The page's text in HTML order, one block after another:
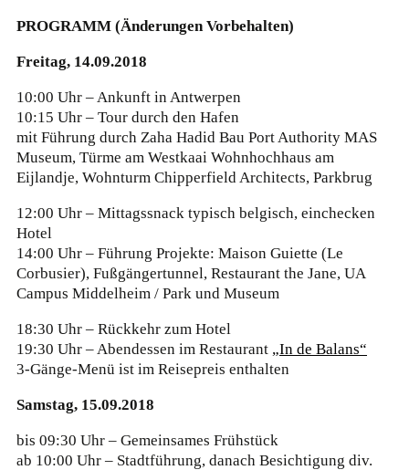
PROGRAMM (Änderungen Vorbehalten)
Freitag, 14.09.2018
10:00 Uhr – Ankunft in Antwerpen
10:15 Uhr – Tour durch den Hafen
mit Führung durch Zaha Hadid Bau Port Authority MAS
Museum, Türme am Westkaai Wohnhochhaus am
Eijlandje, Wohnturm Chipperfield Architects, Parkbrug
12:00 Uhr – Mittagssnack typisch belgisch, einchecken
Hotel
14:00 Uhr – Führung Projekte: Maison Guiette (Le
Corbusier), Fußgängertunnel, Restaurant the Jane, UA
Campus Middelheim / Park und Museum
18:30 Uhr – Rückkehr zum Hotel
19:30 Uhr – Abendessen im Restaurant „In de Balans“
3-Gänge-Menü ist im Reisepreis enthalten
Samstag, 15.09.2018
bis 09:30 Uhr – Gemeinsames Frühstück
ab 10:00 Uhr – Stadtführung, danach Besichtigung div.